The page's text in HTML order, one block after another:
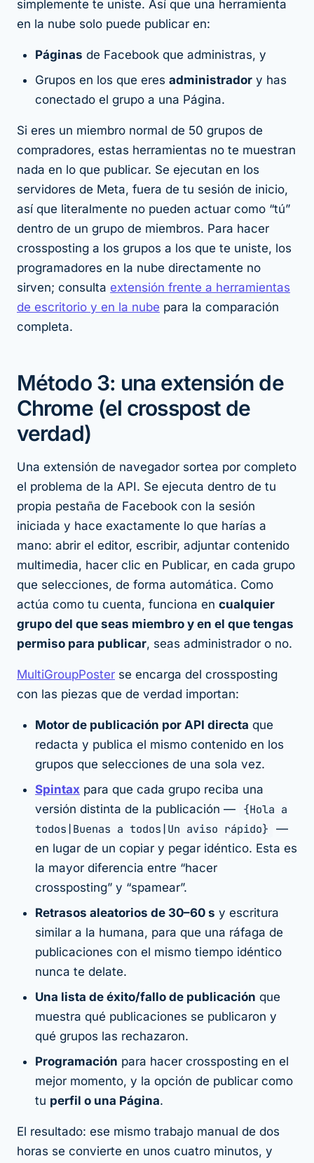
simplemente te uniste. Así que una herramienta
en la nube solo puede publicar en:
Páginas de Facebook que administras, y
Grupos en los que eres administrador y has
conectado el grupo a una Página.
Si eres un miembro normal de 50 grupos de
compradores, estas herramientas no te muestran
nada en lo que publicar. Se ejecutan en los
servidores de Meta, fuera de tu sesión de inicio,
así que literalmente no pueden actuar como “tú”
dentro de un grupo de miembros. Para hacer
crossposting a los grupos a los que te uniste, los
programadores en la nube directamente no
sirven; consulta extensión frente a herramientas
de escritorio y en la nube para la comparación
completa.
Método 3: una extensión de
Chrome (el crosspost de
verdad)
Una extensión de navegador sortea por completo
el problema de la API. Se ejecuta dentro de tu
propia pestaña de Facebook con la sesión
iniciada y hace exactamente lo que harías a
mano: abrir el editor, escribir, adjuntar contenido
multimedia, hacer clic en Publicar, en cada grupo
que selecciones, de forma automática. Como
actúa como tu cuenta, funciona en cualquier
grupo del que seas miembro y en el que tengas
permiso para publicar, seas administrador o no.
MultiGroupPoster se encarga del crossposting
con las piezas que de verdad importan:
Motor de publicación por API directa que
redacta y publica el mismo contenido en los
grupos que selecciones de una sola vez.
Spintax para que cada grupo reciba una
versión distinta de la publicación — {Hola a
todos|Buenas a todos|Un aviso rápido} —
en lugar de un copiar y pegar idéntico. Esta es
la mayor diferencia entre “hacer
crossposting” y “spamear”.
Retrasos aleatorios de 30–60 s y escritura
similar a la humana, para que una ráfaga de
publicaciones con el mismo tiempo idéntico
nunca te delate.
Una lista de éxito/fallo de publicación que
muestra qué publicaciones se publicaron y
qué grupos las rechazaron.
Programación para hacer crossposting en el
mejor momento, y la opción de publicar como
tu perfil o una Página.
El resultado: ese mismo trabajo manual de dos
horas se convierte en unos cuatro minutos, y